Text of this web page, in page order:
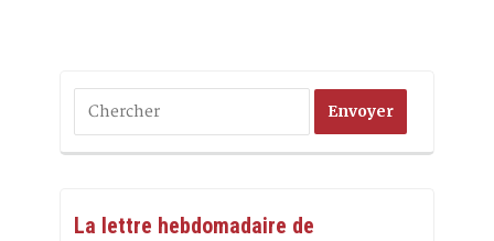
La lettre hebdomadaire de